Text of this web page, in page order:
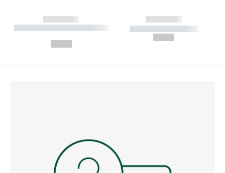
------------
----------- ----------- --------
------------
----------- -----------